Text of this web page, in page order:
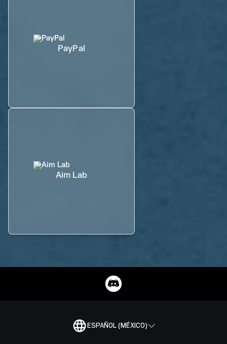
PayPal
Aim Lab
ESPAÑOL (MÉXICO)